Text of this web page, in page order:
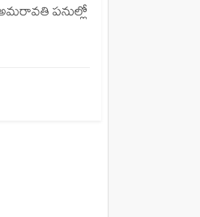
అమరావతి పనుల్లో